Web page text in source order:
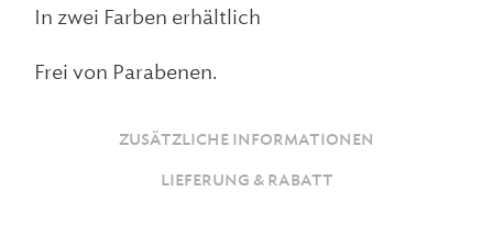
In zwei Farben erhältlich
Frei von Parabenen.
ZUSÄTZLICHE INFORMATIONEN
LIEFERUNG & RABATT